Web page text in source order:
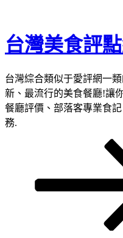
主
要
內
容
台灣美食評
台灣綜合類似于愛評網一
新、最流行的美食餐廳!讓
餐廳評價、部落客專業食
務.